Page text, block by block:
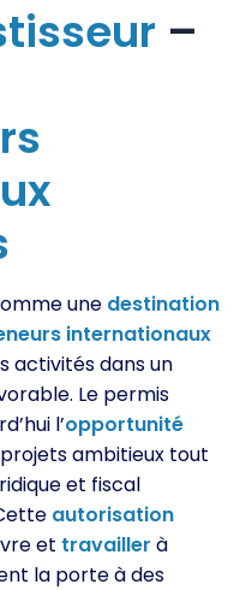
–
une destination
internationaux
activités dans un
Le permis
l’opportunité
ambitieux tout
et fiscal
autorisation
et travailler à
la porte à des